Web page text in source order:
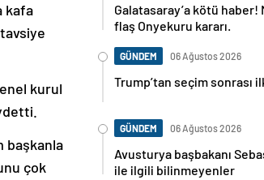
kafa
kurul
başkanla
çok
Galatasaray’a kötü haber!
flaş Onyekuru kararı.
GÜNDEM 06 Ağustos 2026
Trump’tan seçim sonrası
GÜNDEM 06 Ağustos 2026
Avusturya başbakanı
ile ilgili bilinmeyenler